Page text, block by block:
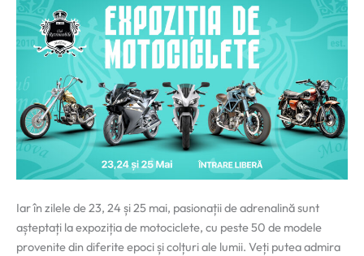
Iar în zilele de 23, 24 și 25 mai, pasionații de adrenalină sunt
așteptați la expoziția de motociclete, cu peste 50 de modele
provenite din diferite epoci și colțuri ale lumii. Veți putea admira